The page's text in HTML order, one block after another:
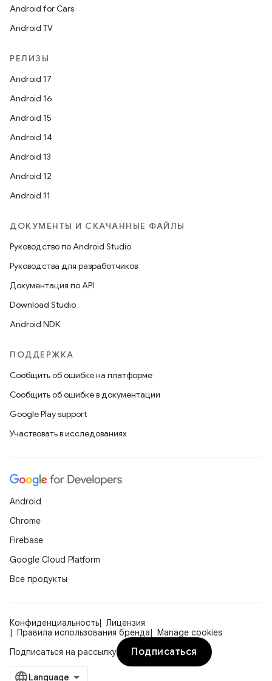
Android for Cars
Android TV
РЕЛИЗЫ
Android 17
Android 16
Android 15
Android 14
Android 13
Android 12
Android 11
ДОКУМЕНТЫ И СКАЧАННЫЕ ФАЙЛЫ
Руководство по Android Studio
Руководства для разработчиков
Документация по API
Download Studio
Android NDK
ПОДДЕРЖКА
Сообщить об ошибке на платформе
Сообщить об ошибке в документации
Google Play support
Участвовать в исследованиях
Android
Chrome
Firebase
Google Cloud Platform
Все продукты
Конфиденциальность
Лицензия
Правила использования бренда
Manage cookies
Подписаться на рассылку
Подписаться